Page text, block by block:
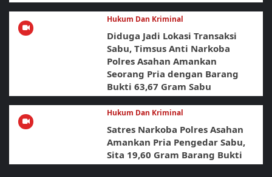
Hukum Dan Kriminal
Diduga Jadi Lokasi Transaksi
Sabu, Timsus Anti Narkoba
Polres Asahan Amankan
Seorang Pria dengan Barang
Bukti 63,67 Gram Sabu
Hukum Dan Kriminal
Satres Narkoba Polres Asahan
Amankan Pria Pengedar Sabu,
Sita 19,60 Gram Barang Bukti